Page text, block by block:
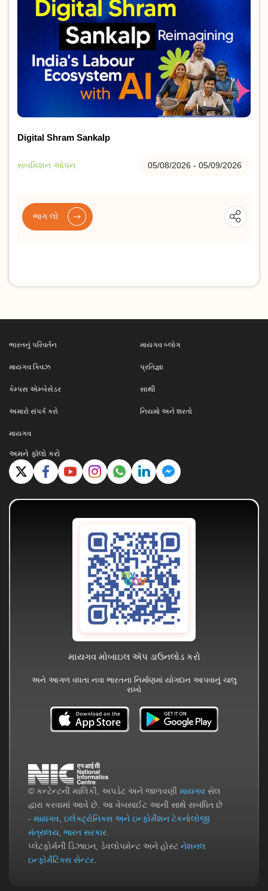
સબમિશન ઓપન 05/08/2026 - 05/09/2026
Digital Shram Sankalp
ભાગ લો
ભારતનું પરિવર્તન માયગવ બ્લોગ
માયગવ ક્વિઝ પ્રતિજ્ઞા
કેમ્પસ એમ્બેસેડર સાથી
અમારો સંપર્ક કરો નિયમો અને શરતો
માયગવ
અમને ફૉલો કરો
© કન્ટેન્ટની માલિકી, અપડેટ અને જાળવણી માયગવ સેલ
દ્વારા કરવામાં આવે છે. આ વેબસાઈટ આની સાથે સબંધિત છે
- માયગવ
ઇલેક્ટ્રોનિક્સ અને ઇન્ફોર્મેશન ટેકનોલોજી
મંત્રાલય ભારત સરકાર
પ્લેટફોર્મની ડિઝાઇન, ડેવલોપમેન્ટ અને હોસ્ટ નેશનલ
ઇન્ફોર્મેટિક્સ સેન્ટર
માયગવ મોબાઇલ ઍપ ડાઉનલોડ કરો
અને આગળ વધતા નવા ભારતના નિર્માણમાં યોગદાન આપવાનું ચાલુ
રાખો